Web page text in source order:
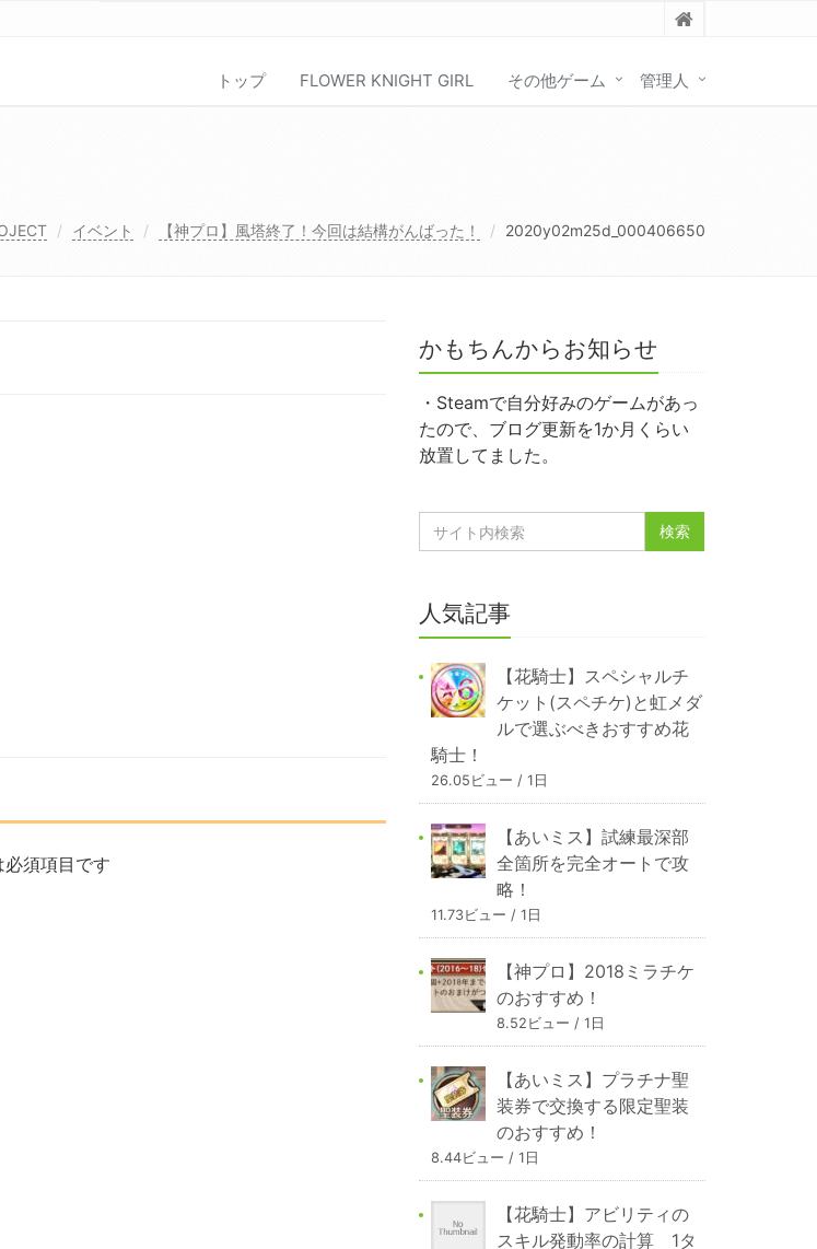
トップ FLOWER KNIGHT GIRL その他ゲーム 管理人
イベント 【神プロ】風塔終了！今回は結構がんばった！ 2020y02m25d_000406650
須項目です
かもちんからお知らせ
・Steamで自分好みのゲームがあっ
たので、ブログ更新を1か月くらい
放置してました。
人気記事
【花騎士】スペシャルチ
ケット(スペチケ)と虹メダ
ルで選ぶべきおすすめ花
騎士！
26.05ビュー / 1日
【あいミス】試練最深部
全箇所を完全オートで攻
略！
11.73ビュー / 1日
【神プロ】2018ミラチケ
のおすすめ！
8.52ビュー / 1日
【あいミス】プラチナ聖
装券で交換する限定聖装
のおすすめ！
8.44ビュー / 1日
【花騎士】アビリティの
スキル発動率の計算 1タ